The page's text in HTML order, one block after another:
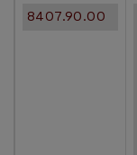
8407.90.00